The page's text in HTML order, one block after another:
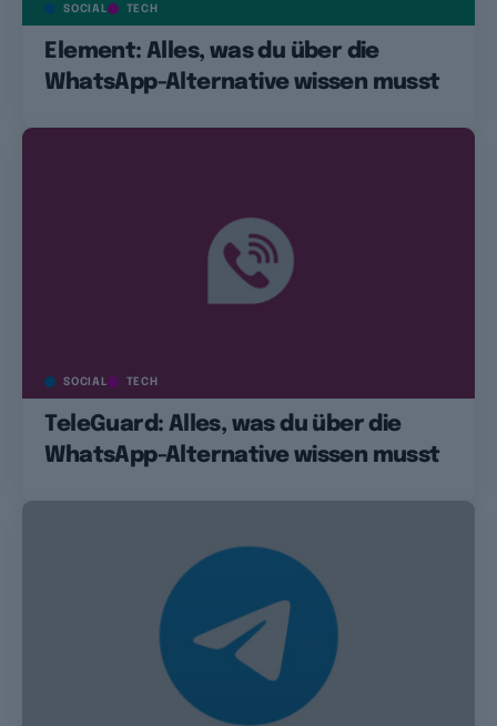
SOCIAL TECH
Element: Alles, was du über die
WhatsApp-Alternative wissen musst
SOCIAL TECH
TeleGuard: Alles, was du über die
WhatsApp-Alternative wissen musst